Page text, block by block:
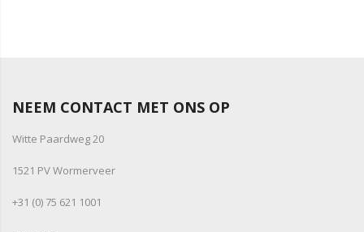
NEEM CONTACT MET ONS OP
Witte Paardweg 20
1521 PV Wormerveer
+31 (0) 75 621 1001